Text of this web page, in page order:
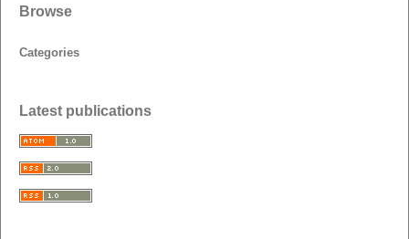
Browse
Categories
Latest publications